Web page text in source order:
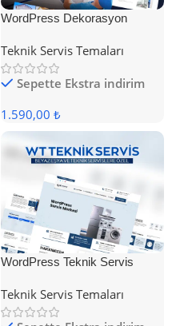
WordPress Dekorasyon
Teknik Servis Temaları
Sepette Ekstra indirim
1.590,00 ₺
WordPress Teknik Servis
Teknik Servis Temaları